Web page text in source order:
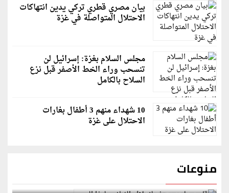
بيان مصري قطري تركي يدين انتهاكات
الاحتلال المتواصلة في غزة
مجلس السلام بغزة: إسرائيل لن
تنسحب وراء الخط الأصفر قبل نزع
السلاح بالكامل
10 شهداء منهم 3 أطفال بغارات
الاحتلال على غزة
منوعات
قاسم ملحو يعتذر لزملائه الفنانين لهذا السبب